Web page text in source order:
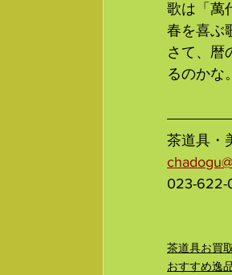
歌は「萬
春を喜ぶ
さて、暦
るのかな
茶道具・
023-622-
茶道具お買
おすすめ逸